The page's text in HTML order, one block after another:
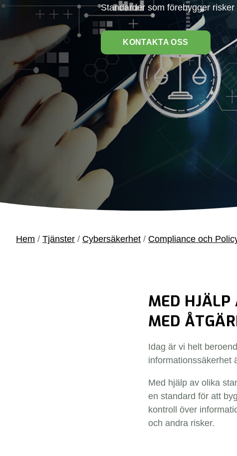
Standarder som förebygger risker
KONTAKTA OSS
Hem / Tjänster / Cybersäkerhet / Compliance och
MED
MED
Idag är vi helt
informationssäkerhet
Med hjälp av olika
en standard för att
kontroll över
och andra risker.